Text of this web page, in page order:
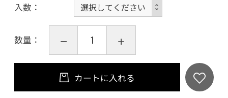
入数
数量：
カートに入れる